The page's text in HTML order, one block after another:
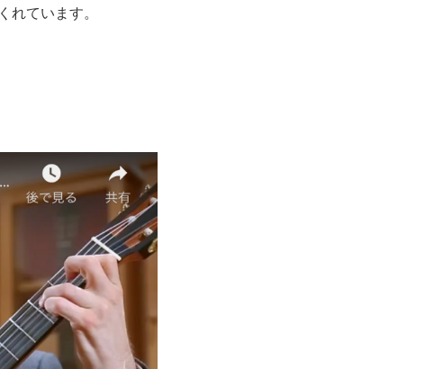
ています。